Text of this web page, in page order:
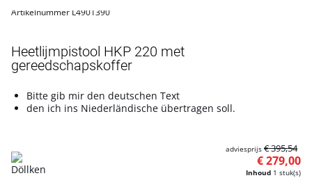
Artikelnummer L4901390
Heetlijmpistool HKP 220 met
gereedschapskoffer
Bitte gib mir den deutschen Text
den ich ins Niederländische übertragen soll.
Inhoud 1 stuk(s)
€ 279,00
adviesprijs € 395,54